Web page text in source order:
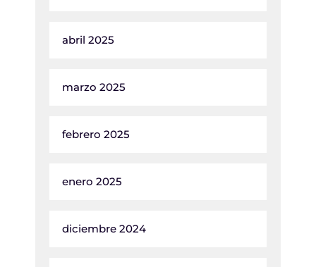
abril 2025
marzo 2025
febrero 2025
enero 2025
diciembre 2024